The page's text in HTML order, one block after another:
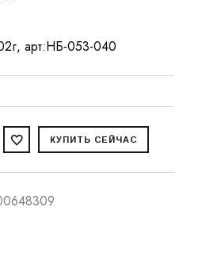
арт:НБ-053-040